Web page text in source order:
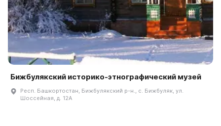
Бижбулякский историко-этнографический музей
Респ. Башкортостан, Бижбулякский р-н., с. Бижбуляк, ул.
Шоссейная, д. 12А